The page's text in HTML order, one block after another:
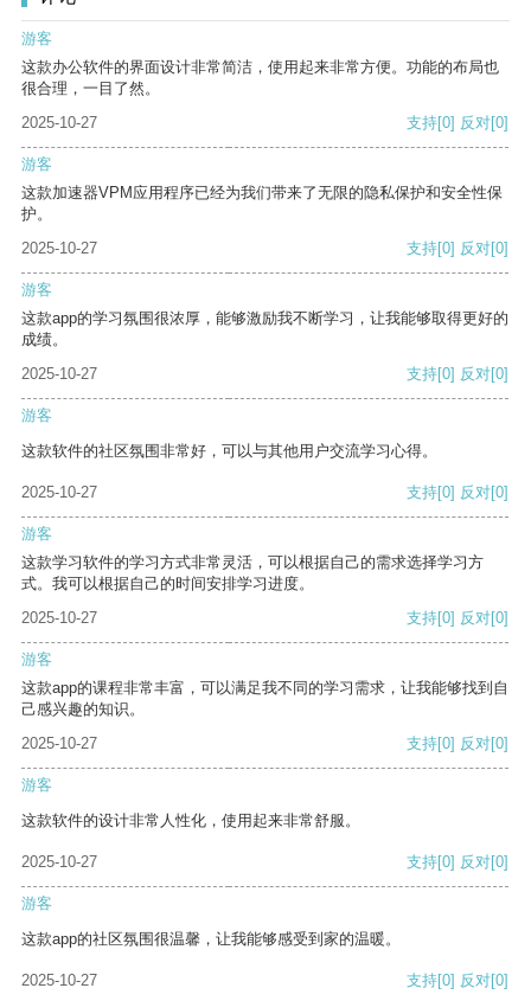
游客
这款办公软件的界面设计非常简洁，使用起来非常方便。功能的布局也
很合理，一目了然。
2025-10-27
支持[0] 反对[0]
游客
这款加速器VPM应用程序已经为我们带来了无限的隐私保护和安全性保
护。
2025-10-27
支持[0] 反对[0]
游客
这款app的学习氛围很浓厚，能够激励我不断学习，让我能够取得更好的
成绩。
2025-10-27
支持[0] 反对[0]
游客
这款软件的社区氛围非常好，可以与其他用户交流学习心得。
2025-10-27 支持[0] 反对[0]
游客
这款学习软件的学习方式非常灵活，可以根据自己的需求选择学习方
式。我可以根据自己的时间安排学习进度。
2025-10-27
支持[0] 反对[0]
游客
这款app的课程非常丰富，可以满足我不同的学习需求，让我能够找到自
己感兴趣的知识。
2025-10-27
支持[0] 反对[0]
游客
这款软件的设计非常人性化，使用起来非常舒服。
2025-10-27 支持[0] 反对[0]
游客
这款app的社区氛围很温馨，让我能够感受到家的温暖。
2025-10-27 支持[0] 反对[0]